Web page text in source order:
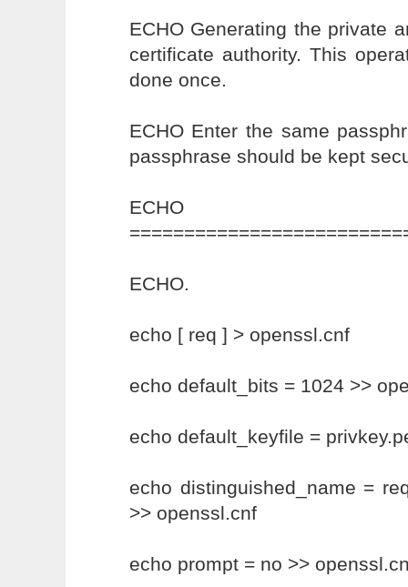
ECHO Generating the private
certificate authority. This
done once.
ECHO Enter the same
passphrase should be kept
ECHO
ECHO.
echo [ req ] > openssl.cnf
echo default_bits = 1024 >>
echo default_keyfile =
echo distinguished_name =
>> openssl.cnf
echo prompt = no >>